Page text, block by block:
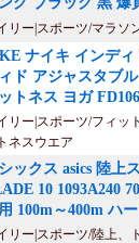
リー|スポーツ/マラソ
ナイキ インデ
ド アジャスタブ
トネス ヨガ
リー|スポーツ/フィッ
ネスウエア
ックス asics 陸上
10 1093A240
100m～400m ハ
リー|スポーツ/陸上、